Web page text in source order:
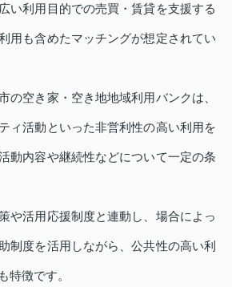
い利用目的での売買・賃貸を支援する
用も含めたマッチングが想定されてい
の空き家・空き地地域利用バンクは、
ィ活動といった非営利性の高い利用を
動内容や継続性などについて一定の条
や活用応援制度と連動し、場合によっ
制度を活用しながら、公共性の高い利
特徴です。